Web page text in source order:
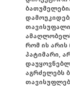
რომ ის არის
პატიმარი,
აგრძელებს